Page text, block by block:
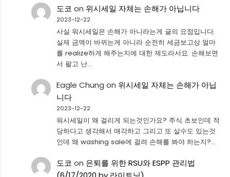
도코 on 위시세일 자체는 손해가 아닙니다
2023-12-22
사실 워시세일은 손해가 아니라는게 글의 요점입니다.
실제 금액이 바뀌는게 아니라 순전히 세금보고상 얼마
를 realize하게 해주는지에 대한 제도라서요. 손해보면
서 팔고 난…
Eagle Chung on 위시세일 자체는 손해가 아닙
니다
2023-12-22
워시세일이 왜 걸리게 되는것인가요? 주식 초보인데 적
당하다고 생각해서 매각하고 그리고 또 살수도 있는것
인데 왜 washing sale에 걸려 손해를 봐야 하는지?…
도코 on 은퇴를 위한 RSU와 ESPP 관리법